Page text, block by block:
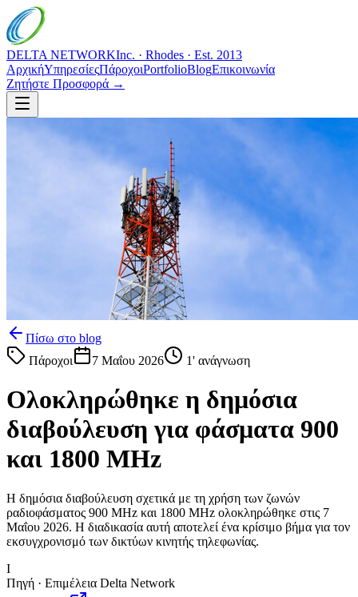
DELTA NETWORKInc. · Rhodes · Est. 2013
ΑρχικήΥπηρεσίεςΠάροχοιPortfolioBlogΕπικοινωνία
Ζητήστε Προσφορά →
Πίσω στο blog
Πάροχοι
7 Μαΐου 2026 1' ανάγνωση
Ολοκληρώθηκε η δημόσια
διαβούλευση για φάσματα 900
και 1800 MHz
Η δημόσια διαβούλευση σχετικά με τη χρήση των ζωνών
ραδιοφάσματος 900 MHz και 1800 MHz ολοκληρώθηκε στις 7
Μαΐου 2026. Η διαδικασία αυτή αποτελεί ένα κρίσιμο βήμα για τον
εκσυγχρονισμό των δικτύων κινητής τηλεφωνίας.
I
Πηγή · Επιμέλεια Delta Network